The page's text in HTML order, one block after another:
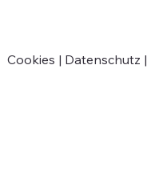
Cookies | Datenschutz |